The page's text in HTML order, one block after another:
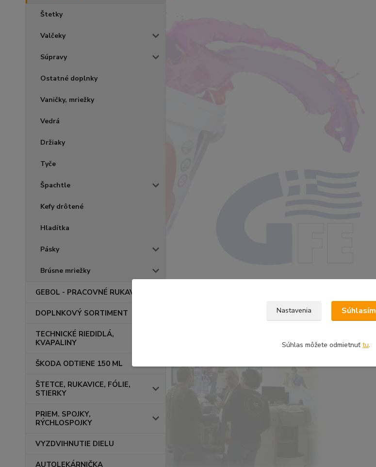
Štetky
Valčeky
Súpravy
Ostatné doplnky
Vaničky, mriežky
Vedrá
Držiaky
Tyče
Špachtle
Kefy drôtené
Hladítka
Pásky
Brúsne mriežky
GEBOL - PRACOVNÉ RUKAVICE
DOPLNKOVÝ SORTIMENT
TECHNICKÉ RIEDIDLÁ,
KVAPALINY
ŠKODA ODTIENE 150 ML
ŠTETCE, RUKAVICE, FÓLIE,
STIERKY
PRIEM. SPOJKY,
RÝCHLOSPOJKY
VYZDVIHNUTIE DIELU
AUTOLEKÁRNIČKA
Nastavenia Súhlasím
Súhlas môžete odmietnuť tu.